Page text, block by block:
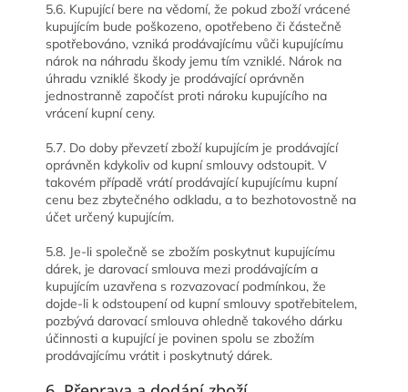
5.6. Kupující bere na vědomí, že pokud zboží vrácené
kupujícím bude poškozeno, opotřebeno či částečně
spotřebováno, vzniká prodávajícímu vůči kupujícímu
nárok na náhradu škody jemu tím vzniklé. Nárok na
úhradu vzniklé škody je prodávající oprávněn
jednostranně započíst proti nároku kupujícího na
vrácení kupní ceny.
5.7. Do doby převzetí zboží kupujícím je prodávající
oprávněn kdykoliv od kupní smlouvy odstoupit. V
takovém případě vrátí prodávající kupujícímu kupní
cenu bez zbytečného odkladu, a to bezhotovostně na
účet určený kupujícím.
5.8. Je-li společně se zbožím poskytnut kupujícímu
dárek, je darovací smlouva mezi prodávajícím a
kupujícím uzavřena s rozvazovací podmínkou, že
dojde-li k odstoupení od kupní smlouvy spotřebitelem,
pozbývá darovací smlouva ohledně takového dárku
účinnosti a kupující je povinen spolu se zbožím
prodávajícímu vrátit i poskytnutý dárek.